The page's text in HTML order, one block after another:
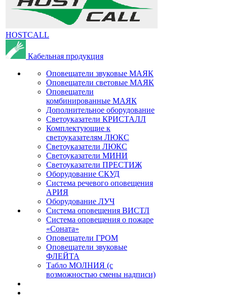
HOSTCALL
Кабельная продукция
Оповещатели звуковые МАЯК
Оповещатели световые МАЯК
Оповещатели
комбинированные МАЯК
Дополнительное оборудование
Светоуказатели КРИСТАЛЛ
Комплектующие к
светоуказателям ЛЮКС
Светоуказатели ЛЮКС
Светоуказатели МИНИ
Светоуказатели ПРЕСТИЖ
Оборудование СКУД
Система речевого оповещения
АРИЯ
Оборудование ЛУЧ
Система оповещения ВИСТЛ
Система оповещения о пожаре
«Соната»
Оповещатели ГРОМ
Оповещатели звуковые
ФЛЕЙТА
Табло МОЛНИЯ (с
возможностью смены надписи)